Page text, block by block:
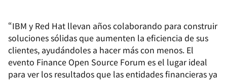
“IBM y Red Hat llevan años colaborando para construir
soluciones sólidas que aumenten la eficiencia de sus
clientes, ayudándoles a hacer más con menos. El
evento Finance Open Source Forum es el lugar ideal
para ver los resultados que las entidades financieras ya